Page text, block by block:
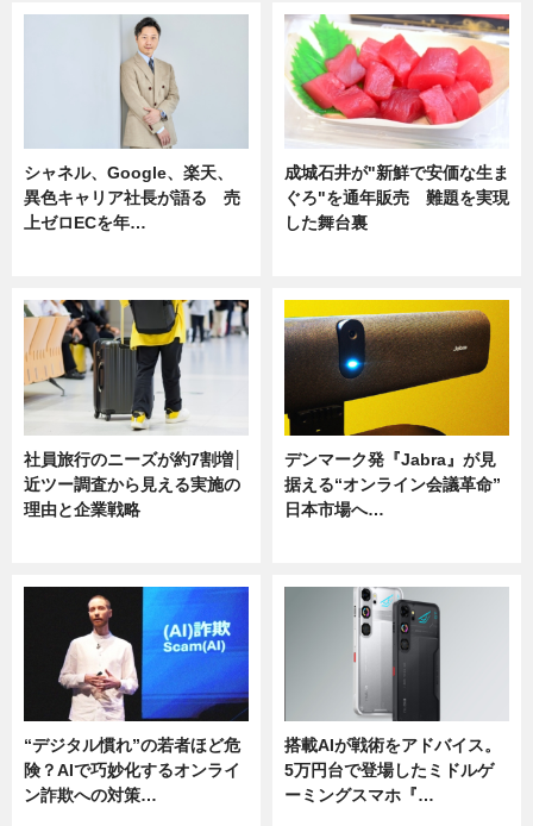
シャネル、Google、楽天、
異色キャリア社長が語る 売
上ゼロECを年…
成城石井が"新鮮で安価な生ま
ぐろ"を通年販売 難題を実現
した舞台裏
社員旅行のニーズが約7割増│
近ツー調査から見える実施の
理由と企業戦略
デンマーク発『Jabra』が見
据える“オンライン会議革命”
日本市場へ…
“デジタル慣れ”の若者ほど危
険？AIで巧妙化するオンライ
ン詐欺への対策…
搭載AIが戦術をアドバイス。
5万円台で登場したミドルゲ
ーミングスマホ『…